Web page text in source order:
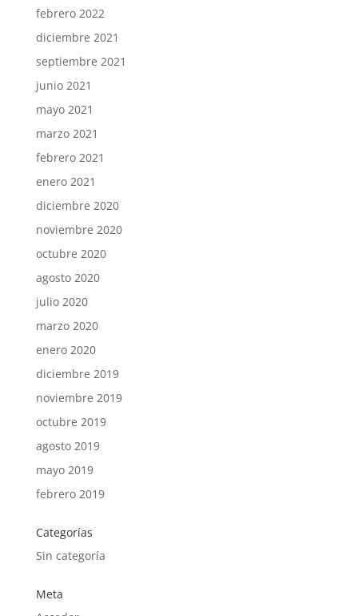
febrero 2022
diciembre 2021
septiembre 2021
junio 2021
mayo 2021
marzo 2021
febrero 2021
enero 2021
diciembre 2020
noviembre 2020
octubre 2020
agosto 2020
julio 2020
marzo 2020
enero 2020
diciembre 2019
noviembre 2019
octubre 2019
agosto 2019
mayo 2019
febrero 2019
Categorías
Sin categoría
Meta